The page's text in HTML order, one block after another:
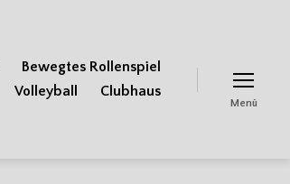
Bewegtes Rollenspiel
Volleyball Clubhaus
Menü